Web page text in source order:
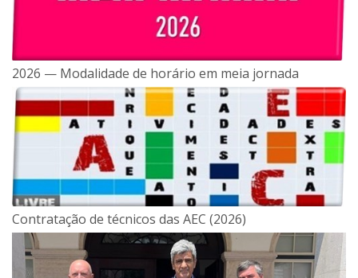
2026 — Modalidade de horário em meia jornada
Contratação de técnicos das AEC (2026)